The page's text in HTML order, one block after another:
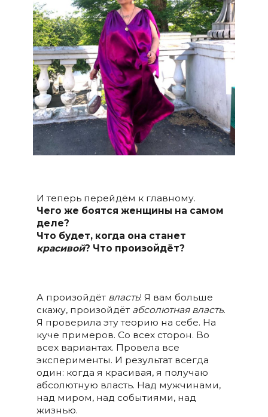
И теперь перейдём к главному.
Чего же боятся женщины на самом
деле?
Что будет, когда она станет
красивой? Что произойдёт?
А произойдёт власть! Я вам больше
скажу, произойдёт абсолютная власть.
Я проверила эту теорию на себе. На
куче примеров. Со всех сторон. Во
всех вариантах. Провела все
эксперименты. И результат всегда
один: когда я красивая, я получаю
абсолютную власть. Над мужчинами,
над миром, над событиями, над
жизнью.